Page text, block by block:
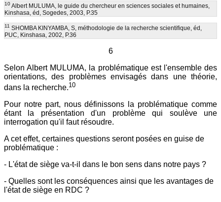
10Albert MULUMA, le guide du chercheur en sciences sociales et humaines,
Kinshasa, éd, Sogedes, 2003, P.35
11 SHOMBA KINYAMBA, S, méthodologie de la recherche scientifique, éd,
PUC, Kinshasa, 2002, P.36
6
Selon Albert MULUMA, la problématique est l'ensemble des
orientations, des problèmes envisagés dans une théorie,
dans la recherche.10
Pour notre part, nous définissons la problématique comme
étant la présentation d'un problème qui soulève une
interrogation qu'il faut résoudre.
A cet effet, certaines questions seront posées en guise de
problématique :
- L'état de siège va-t-il dans le bon sens dans notre pays ?
- Quelles sont les conséquences ainsi que les avantages de
l'état de siège en RDC ?